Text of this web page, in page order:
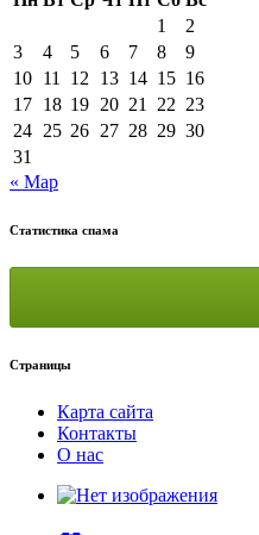
1
2
3
4 5 6 7 8
9
10 11 12 13 14 15 16
17 18 19 20 21 22 23
24 25 26 27 28 29 30
31
« Мар
Статистика спама
Страницы
Карта сайта
Контакты
О нас